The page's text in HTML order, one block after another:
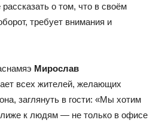
о том, что в своём
требует внимания и
Мирослав
всех жителей, желающих
заглянуть в гости: «Мы хотим
к людям — не только в офисе